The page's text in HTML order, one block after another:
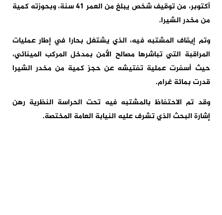
أكتوبر، من توقيف شخص يبلغ من العمر 41 سنة، وبحوزته كمية
من مخدر الشيرا.
وتم إيقاف المشتبه فيه، الذي يشتغل بحارا في إطار عمليات
المراقبة التي تباشرها مصالح الأمن بمدخل المركب المينائي،
حيث أسفرت عملية تفتيشه عن حجز كمية من مخدر الشيرا
قدرت بمائة غرام.
وقد تم الاحتفاظ بالمشتبه فيه تحت الحراسة النظرية رهن
إشارة البحث الذي تشرف عليه النيابة العامة المختصة.